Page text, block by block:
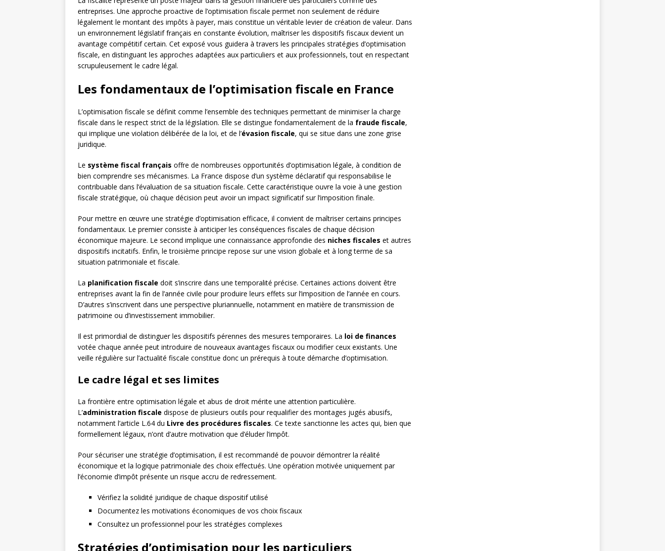
entreprises. Une approche proactive de l’optimisation fiscale permet non seulement de réduire
légalement le montant des impôts à payer, mais constitue un véritable levier de création de valeur. Dans
un environnement législatif français en constante évolution, maîtriser les dispositifs fiscaux devient un
avantage compétitif certain. Cet exposé vous guidera à travers les principales stratégies d’optimisation
fiscale, en distinguant les approches adaptées aux particuliers et aux professionnels, tout en respectant
scrupuleusement le cadre légal.
Les fondamentaux de l’optimisation fiscale en France
L’optimisation fiscale se définit comme l’ensemble des techniques permettant de minimiser la charge
fiscale dans le respect strict de la législation. Elle se distingue fondamentalement de la fraude fiscale,
qui implique une violation délibérée de la loi, et de l’évasion fiscale, qui se situe dans une zone grise
juridique.
Le système fiscal français offre de nombreuses opportunités d’optimisation légale, à condition de
bien comprendre ses mécanismes. La France dispose d’un système déclaratif qui responsabilise le
contribuable dans l’évaluation de sa situation fiscale. Cette caractéristique ouvre la voie à une gestion
fiscale stratégique, où chaque décision peut avoir un impact significatif sur l’imposition finale.
Pour mettre en œuvre une stratégie d’optimisation efficace, il convient de maîtriser certains principes
fondamentaux. Le premier consiste à anticiper les conséquences fiscales de chaque décision
économique majeure. Le second implique une connaissance approfondie des niches fiscales et autres
dispositifs incitatifs. Enfin, le troisième principe repose sur une vision globale et à long terme de sa
situation patrimoniale et fiscale.
La planification fiscale doit s’inscrire dans une temporalité précise. Certaines actions doivent être
entreprises avant la fin de l’année civile pour produire leurs effets sur l’imposition de l’année en cours.
D’autres s’inscrivent dans une perspective pluriannuelle, notamment en matière de transmission de
patrimoine ou d’investissement immobilier.
Il est primordial de distinguer les dispositifs pérennes des mesures temporaires. La loi de finances
votée chaque année peut introduire de nouveaux avantages fiscaux ou modifier ceux existants. Une
veille régulière sur l’actualité fiscale constitue donc un prérequis à toute démarche d’optimisation.
Le cadre légal et ses limites
La frontière entre optimisation légale et abus de droit mérite une attention particulière.
L’administration fiscale dispose de plusieurs outils pour requalifier des montages jugés abusifs,
notamment l’article L.64 du Livre des procédures fiscales. Ce texte sanctionne les actes qui, bien que
formellement légaux, n’ont d’autre motivation que d’éluder l’impôt.
Pour sécuriser une stratégie d’optimisation, il est recommandé de pouvoir démontrer la réalité
économique et la logique patrimoniale des choix effectués. Une opération motivée uniquement par
l’économie d’impôt présente un risque accru de redressement.
Vérifiez la solidité juridique de chaque dispositif utilisé
Documentez les motivations économiques de vos choix fiscaux
Consultez un professionnel pour les stratégies complexes
Stratégies d’optimisation pour les particuliers